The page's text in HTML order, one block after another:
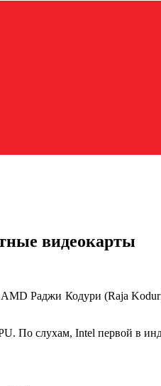
видеокарты
AMD Раджи Кодури (Raja
По слухам, Intel первой в